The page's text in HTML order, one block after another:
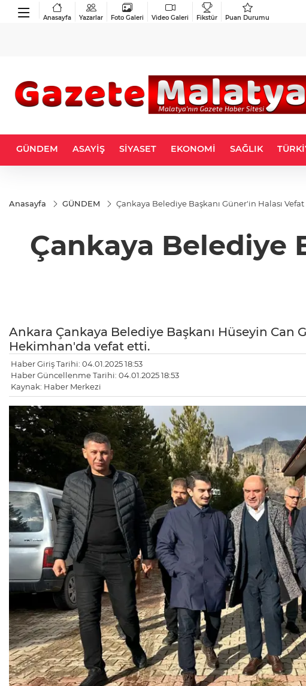
Anasayfa Yazarlar Foto Galeri Video Galeri Fikstür Puan Durumu
GÜNDEM ASAYİŞ SİYASET EKONOMİ SAĞLIK
Anasayfa GÜNDEM Çankaya Belediye Başkanı Güner'in Halası
Çankaya Belediye
Ankara Çankaya Belediye Başkanı Hüseyin Can
Hekimhan'da vefat etti.
Haber Giriş Tarihi: 04.01.2025 18:53
Haber Güncellenme Tarihi: 04.01.2025 18:53
Kaynak: Haber Merkezi